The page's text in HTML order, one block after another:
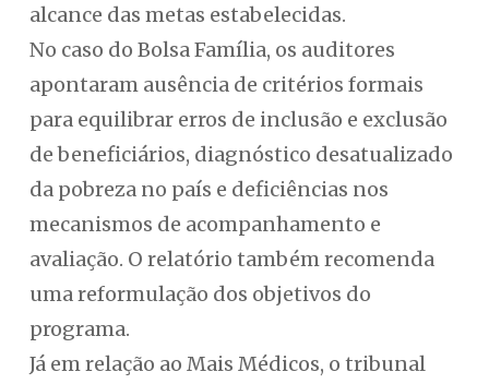
alcance das metas estabelecidas.
No caso do Bolsa Família, os auditores
apontaram ausência de critérios formais
para equilibrar erros de inclusão e exclusão
de beneficiários, diagnóstico desatualizado
da pobreza no país e deficiências nos
mecanismos de acompanhamento e
avaliação. O relatório também recomenda
uma reformulação dos objetivos do
programa.
Já em relação ao Mais Médicos, o tribunal